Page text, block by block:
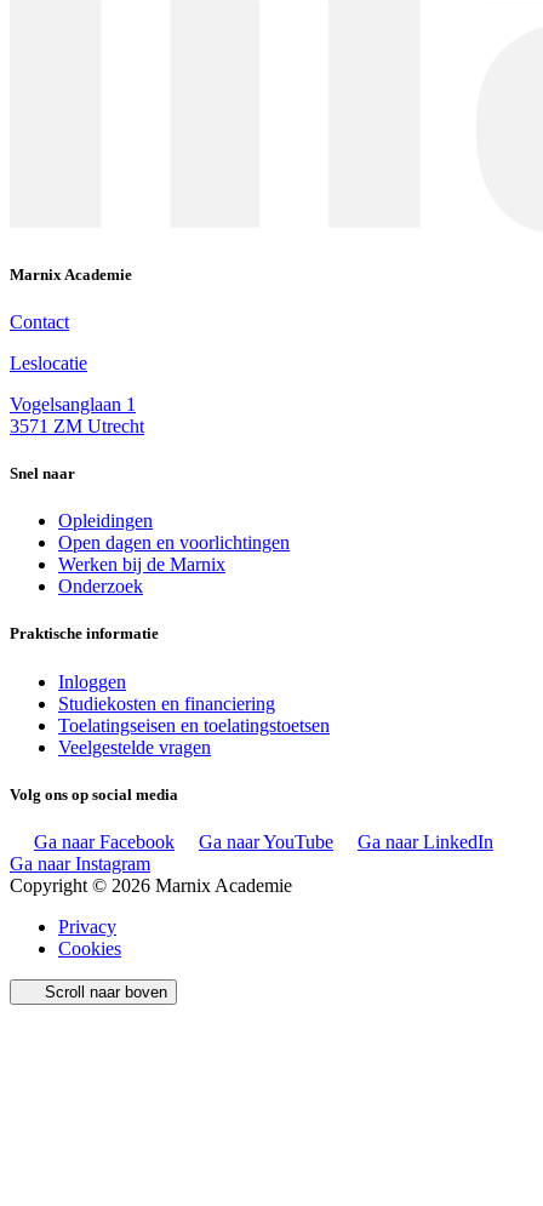
Marnix Academie
Contact
Leslocatie
Vogelsanglaan 1
3571 ZM Utrecht
Snel naar
Opleidingen
Open dagen en voorlichtingen
Werken bij de Marnix
Onderzoek
Praktische informatie
Inloggen
Studiekosten en financiering
Toelatingseisen en toelatingstoetsen
Veelgestelde vragen
Volg ons op social media
Ga naar Facebook Ga naar YouTube
Ga naar LinkedIn
Ga naar Instagram
Copyright © 2026 Marnix Academie
Privacy
Cookies
Scroll naar boven